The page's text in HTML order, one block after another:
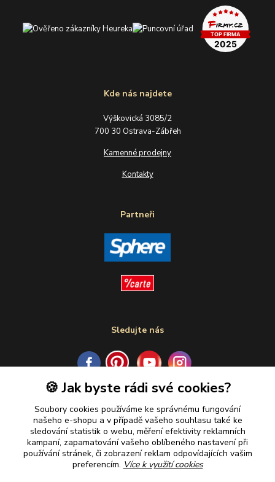
Kde nás najdete
Výškovická 3085/2
700 30 Ostrava-Zábřeh
Kamenné prodejny
Kontakty
Partneři
Sledujte nás
🍪 Jak byste rádi své cookies?
Soubory cookies používáme ke správnému fungování
našeho e-shopu a v případě vašeho souhlasu také ke
sledování statistik o webu, měření efektivity reklamních
kampaní, zapamatování vašeho oblíbeného nastavení při
používání stránek, či zobrazení reklam odpovídajících vašim
preferencím. Více k využití cookies